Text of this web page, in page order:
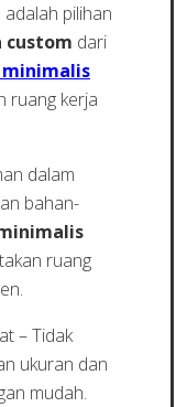
adalah pilihan
custom dari
ruang kerja
dalam
bahan-
ruang
– Tidak
ukuran dan
mudah.